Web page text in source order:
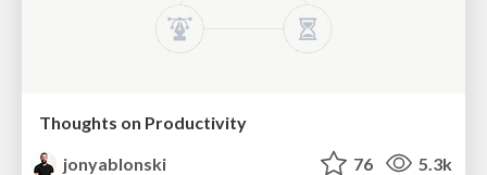
Thoughts on Productivity
jonyablonski
76 5.3k